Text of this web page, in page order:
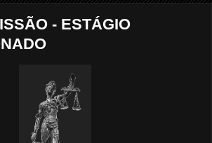
- ESTÁGIO